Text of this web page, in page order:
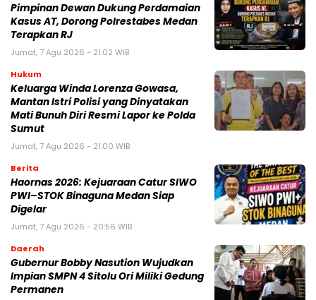
Pimpinan Dewan Dukung Perdamaian
Kasus AT, Dorong Polrestabes Medan
Terapkan RJ
Jumat, 7 Agu 2026 - 21:02 WIB
Hukum
Keluarga Winda Lorenza Gowasa,
Mantan Istri Polisi yang Dinyatakan
Mati Bunuh Diri Resmi Lapor ke Polda
Sumut
Jumat, 7 Agu 2026 - 21:00 WIB
Berita
Haornas 2026: Kejuaraan Catur SIWO
PWI–STOK Binaguna Medan Siap
Digelar
Jumat, 7 Agu 2026 - 20:56 WIB
Daerah
Gubernur Bobby Nasution Wujudkan
Impian SMPN 4 Sitolu Ori Miliki Gedung
Permanen